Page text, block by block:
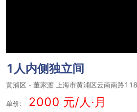
1人内侧独立间
黄浦区 - 董家渡上海市黄浦区云南南路
单价: 2000 元/人·月